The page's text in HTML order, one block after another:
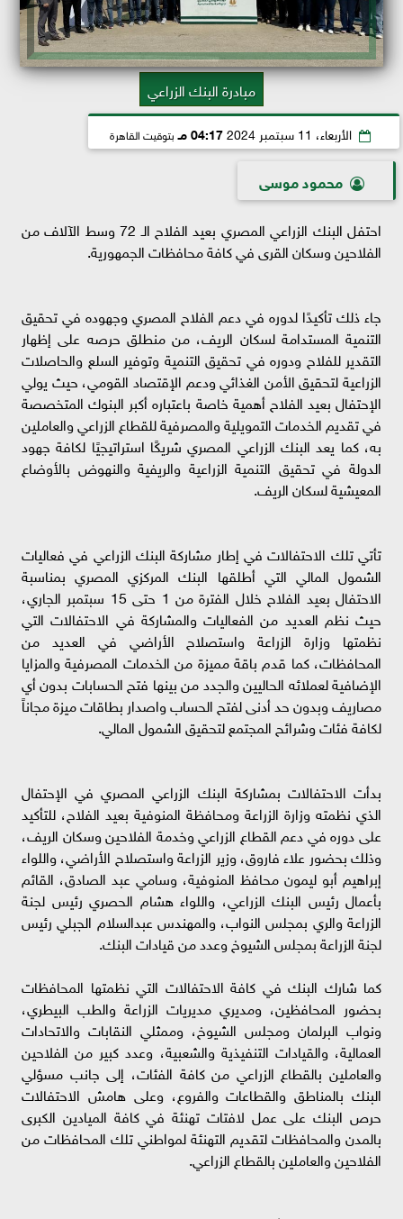
مبادرة البنك الزراعي
الأربعاء، 11 سبتمبر 2024 04:17 مـ بتوقيت القاهرة
محمود موسى
احتفل البنك الزراعي المصري بعيد الفلاح الـ 72 وسط الآلاف من
الفلاحين وسكان القرى في كافة محافظات الجمهورية.
جاء ذلك تأكيدًا لدوره في دعم الفلاح المصري وجهوده في تحقيق
التنمية المستدامة لسكان الريف، من منطلق حرصه على إظهار
التقدير للفلاح ودوره في تحقيق التنمية وتوفير السلع والحاصلات
الزراعية لتحقيق الأمن الغذائي ودعم الإقتصاد القومي، حيث يولي
الإحتفال بعيد الفلاح أهمية خاصة باعتباره أكبر البنوك المتخصصة
في تقديم الخدمات التمويلية والمصرفية للقطاع الزراعي والعاملين
به، كما يعد البنك الزراعي المصري شريكًا استراتيجيًا لكافة جهود
الدولة في تحقيق التنمية الزراعية والريفية والنهوض بالأوضاع
المعيشية لسكان الريف.
تأتي تلك الاحتفالات في إطار مشاركة البنك الزراعي في فعاليات
الشمول المالي التي أطلقها البنك المركزي المصري بمناسبة
الاحتفال بعيد الفلاح خلال الفترة من 1 حتى 15 سبتمبر الجاري،
حيث نظم العديد من الفعاليات والمشاركة في الاحتفالات التي
نظمتها وزارة الزراعة واستصلاح الأراضي في العديد من
المحافظات، كما قدم باقة مميزة من الخدمات المصرفية والمزايا
الإضافية لعملائه الحاليين والجدد من بينها فتح الحسابات بدون أي
مصاريف وبدون حد أدنى لفتح الحساب واصدار بطاقات ميزة مجاناً
لكافة فئات وشرائح المجتمع لتحقيق الشمول المالي.
بدأت الاحتفالات بمشاركة البنك الزراعي المصري في الإحتفال
الذي نظمته وزارة الزراعة ومحافظة المنوفية بعيد الفلاح، للتأكيد
على دوره في دعم القطاع الزراعي وخدمة الفلاحين وسكان الريف،
وذلك بحضور علاء فاروق، وزير الزراعة واستصلاح الأراضي، واللواء
إبراهيم أبو ليمون محافظ المنوفية، وسامي عبد الصادق، القائم
بأعمال رئيس البنك الزراعي، واللواء هشام الحصري رئيس لجنة
الزراعة والري بمجلس النواب، والمهندس عبدالسلام الجبلي رئيس
لجنة الزراعة بمجلس الشيوخ وعدد من قيادات البنك.
كما شارك البنك في كافة الاحتفالات التي نظمتها المحافظات
بحضور المحافظين، ومديري مديريات الزراعة والطب البيطري،
ونواب البرلمان ومجلس الشيوخ، وممثلي النقابات والاتحادات
العمالية، والقيادات التنفيذية والشعبية، وعدد كبير من الفلاحين
والعاملين بالقطاع الزراعي من كافة الفئات، إلى جانب مسؤلي
البنك بالمناطق والقطاعات والفروع، وعلى هامش الاحتفالات
حرص البنك على عمل لافتات تهنئة في كافة الميادين الكبرى
بالمدن والمحافظات لتقديم التهنئة لمواطني تلك المحافظات من
الفلاحين والعاملين بالقطاع الزراعي.